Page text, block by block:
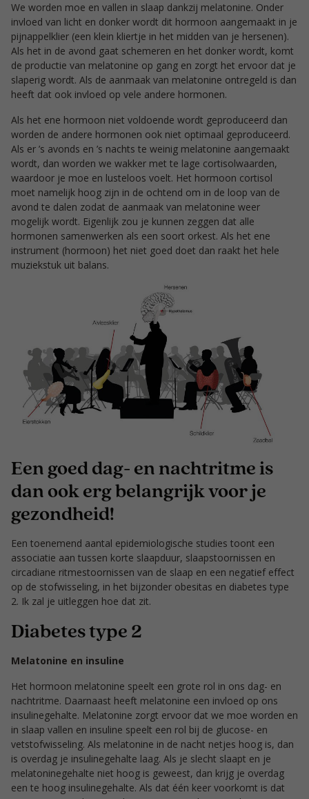
We worden moe en vallen in slaap dankzij melatonine. Onder
invloed van licht en donker wordt dit hormoon aangemaakt in je
pijnappelklier (een klein kliertje in het midden van je hersenen).
Als het in de avond gaat schemeren en het donker wordt, komt
de productie van melatonine op gang en zorgt het ervoor dat je
slaperig wordt. Als de aanmaak van melatonine ontregeld is dan
heeft dat ook invloed op vele andere hormonen.
Als het ene hormoon niet voldoende wordt geproduceerd dan
worden de andere hormonen ook niet optimaal geproduceerd.
Als er ’s avonds en ’s nachts te weinig melatonine aangemaakt
wordt, dan worden we wakker met te lage cortisolwaarden,
waardoor je moe en lusteloos voelt. Het hormoon cortisol
moet namelijk hoog zijn in de ochtend om in de loop van de
avond te dalen zodat de aanmaak van melatonine weer
mogelijk wordt. Eigenlijk zou je kunnen zeggen dat alle
hormonen samenwerken als een soort orkest. Als het ene
instrument (hormoon) het niet goed doet dan raakt het hele
muziekstuk uit balans.
Een goed dag- en nachtritme is
dan ook erg belangrijk voor je
gezondheid!
Een toenemend aantal epidemiologische studies toont een
associatie aan tussen korte slaapduur, slaapstoornissen en
circadiane ritmestoornissen van de slaap en een negatief effect
op de stofwisseling, in het bijzonder obesitas en diabetes type
2. Ik zal je uitleggen hoe dat zit.
Diabetes type 2
Melatonine en insuline
Het hormoon melatonine speelt een grote rol in ons dag- en
nachtritme. Daarnaast heeft melatonine een invloed op ons
insulinegehalte. Melatonine zorgt ervoor dat we moe worden en
in slaap vallen en insuline speelt een rol bij de glucose- en
vetstofwisseling. Als melatonine in de nacht netjes hoog is, dan
is overdag je insulinegehalte laag. Als je slecht slaapt en je
melatoninegehalte niet hoog is geweest, dan krijg je overdag
een te hoog insulinegehalte. Als dat één keer voorkomt is dat